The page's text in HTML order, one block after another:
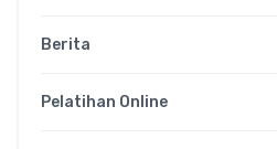
Berita
Pelatihan Online